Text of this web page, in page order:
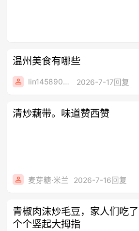
温州美食有哪些
lin14589077 2026-7-17回复
清炒藕带。味道赞西赞
麦芽糖·米兰 2026-7-16回复
青椒肉沫炒毛豆，家人们吃了
个个竖起大拇指